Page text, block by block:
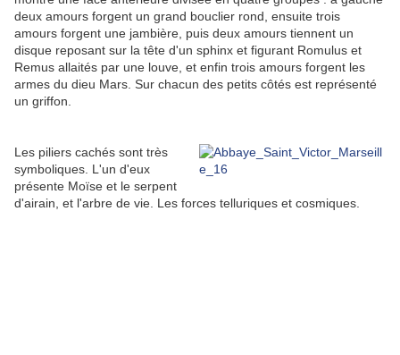
deux amours forgent un grand bouclier rond, ensuite trois
amours forgent une jambière, puis deux amours tiennent un
disque reposant sur la tête d'un sphinx et figurant Romulus et
Remus allaités par une louve, et enfin trois amours forgent les
armes du dieu Mars. Sur chacun des petits côtés est représenté
un griffon.
Les piliers cachés sont très
symboliques. L'un d'eux
présente Moïse et le serpent
d'airain, et l'arbre de vie. Les forces telluriques et cosmiques.